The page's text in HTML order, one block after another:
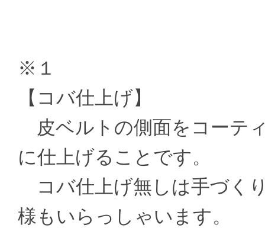
※１
【コバ仕上げ】
皮ベルトの側面をコーテ
に仕上げることです。
コバ仕上げ無しは手づく
様もいらっしゃいます。